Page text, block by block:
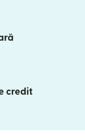
credit